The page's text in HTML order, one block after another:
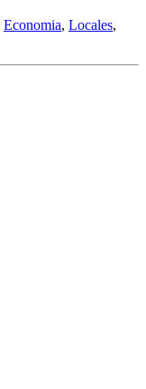
Economia, Locales,